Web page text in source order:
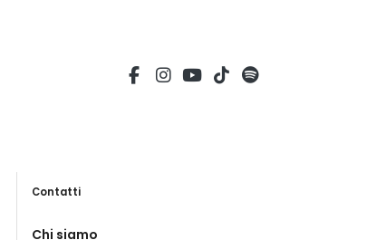
Contatti
Chi siamo